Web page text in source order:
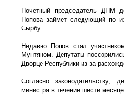
Почетный председатель ДПМ
Попова займет следующий по
Сырбу.
Недавно Попов стал
Мунтяном. Депутаты
Дворце Республики из-за
Согласно законодательству,
министра в течение шести